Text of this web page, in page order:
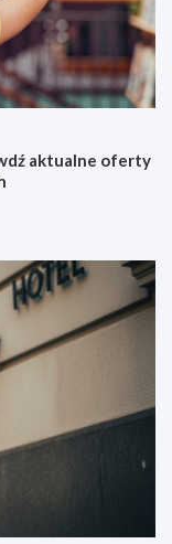
aktualne oferty